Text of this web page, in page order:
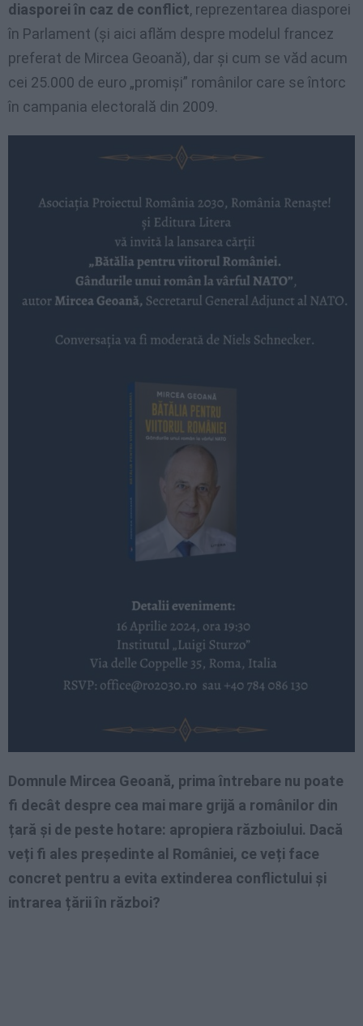
diasporei în caz de conflict, reprezentarea diasporei
în Parlament (și aici aflăm despre modelul francez
preferat de Mircea Geoană), dar și cum se văd acum
cei 25.000 de euro „promiși” românilor care se întorc
în campania electorală din 2009.
Domnule Mircea Geoană, prima întrebare nu poate
fi decât despre cea mai mare grijă a românilor din
țară și de peste hotare: apropiera războiului. Dacă
veți fi ales președinte al României, ce veți face
concret pentru a evita extinderea conflictului și
intrarea țării în război?